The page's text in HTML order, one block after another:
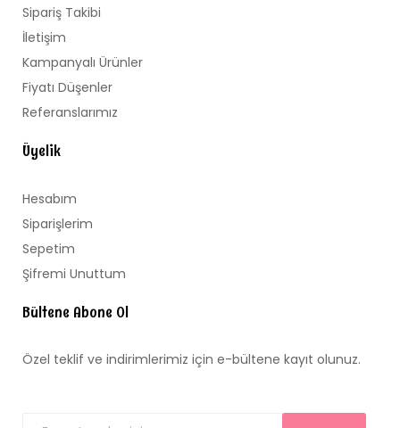
Sipariş Takibi
İletişim
Kampanyalı Ürünler
Fiyatı Düşenler
Referanslarımız
Üyelik
Hesabım
Siparişlerim
Sepetim
Şifremi Unuttum
Bültene Abone Ol
Özel teklif ve indirimlerimiz için e-bültene kayıt olunuz.